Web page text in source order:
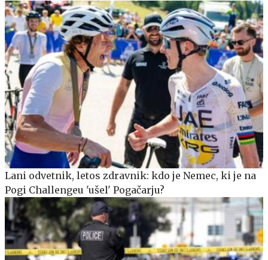
Lani odvetnik, letos zdravnik: kdo je Nemec, ki je na
Pogi Challengeu 'ušel' Pogačarju?